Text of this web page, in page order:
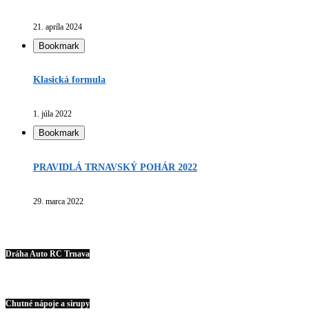
21. apríla 2024
Bookmark
Klasická formula
1. júla 2022
Bookmark
PRAVIDLÁ TRNAVSKÝ POHÁR 2022
29. marca 2022
Dráha Auto RC Trnava
Chutné nápoje a sirupy